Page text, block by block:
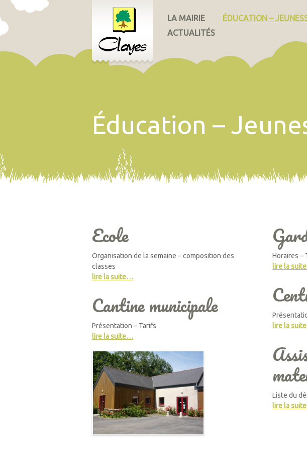
LA MAIRIE ÉDUCATION –
ACTUALITÉS
Éducation –
Ecole
Organisation de la semaine – composition des
classes
lire la suite…
Cantine municipale
Présentation – Tarifs
lire la suite…
Horaires –
lire la
lire la
Liste du
lire la